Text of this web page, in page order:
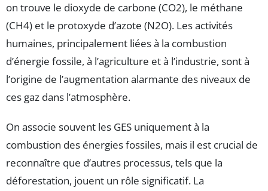
on trouve le dioxyde de carbone (CO2), le méthane
(CH4) et le protoxyde d’azote (N2O). Les activités
humaines, principalement liées à la combustion
d’énergie fossile, à l’agriculture et à l’industrie, sont à
l’origine de l’augmentation alarmante des niveaux de
ces gaz dans l’atmosphère.
On associe souvent les GES uniquement à la
combustion des énergies fossiles, mais il est crucial de
reconnaître que d’autres processus, tels que la
déforestation, jouent un rôle significatif. La